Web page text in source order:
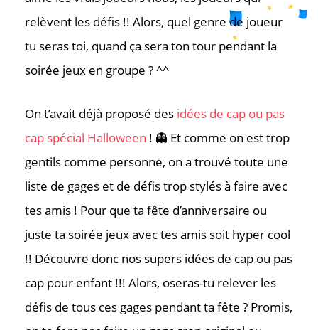
relèvent les défis !! Alors, quel genre de joueur
tu seras toi, quand ça sera ton tour pendant la
soirée jeux en groupe ? ^^
On t’avait déjà proposé des idées de cap ou pas
cap spécial Halloween ! 👻 Et comme on est trop
gentils comme personne, on a trouvé toute une
liste de gages et de défis trop stylés à faire avec
tes amis ! Pour que ta fête d’anniversaire ou
juste ta soirée jeux avec tes amis soit hyper cool
!! Découvre donc nos supers idées de cap ou pas
cap pour enfant !!! Alors, oseras-tu relever les
défis de tous ces gages pendant ta fête ? Promis,